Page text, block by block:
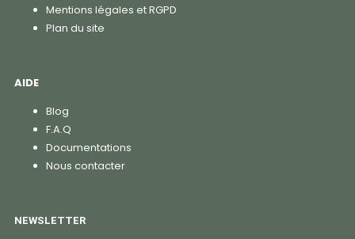
Mentions légales et RGPD
Plan du site
AIDE
Blog
F.A.Q
Documentations
Nous contacter
NEWSLETTER